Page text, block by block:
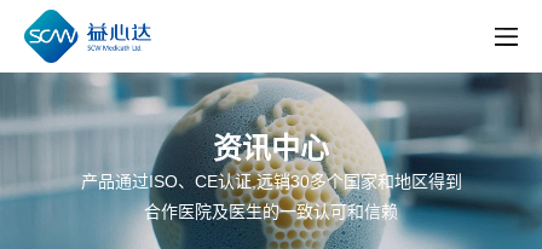
资讯中心
产品通过ISO、CE认证,远销30多个国家和地区得到
合作医院及医生的一致认可和信赖